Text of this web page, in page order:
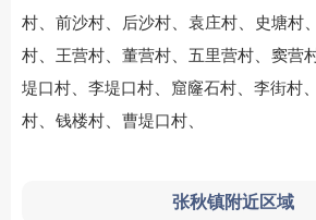
村
前沙村 后沙村 袁庄村 史塘村
村
王营村 董营村 五里营村 窦营
堤口村
李堤口村 窟窿石村 李街村
村
钱楼村 曹堤口村
张秋镇附近区域